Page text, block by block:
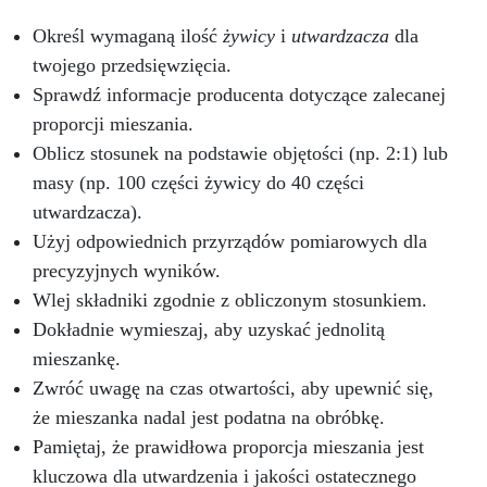
uzyskania jednolitej masy. Nałożyć i
unieruchomić do momentu wstępnego
wiązania. Usunąć nadmiar kleju przed pełnym
utwardzeniem. Różnice w porównaniu z innymi
klejami W porównaniu z klejami
cyjanoakrylowymi lub poliuretanowymi, klej
epoksydowy ResinPro oferuje: Lepszą
przyczepność do powierzchni nieporowatych;
Wyższą odporność mechaniczną i termiczną;
Pełną przezroczystość po utwardzeniu. Porady
eksperta Wersja 5-minutowa do małych
elementów, szybkich napraw i aplikacji
pionowych. Wersja 60-minutowa do prac
precyzyjnych lub dużych powierzchni.
Przechowywać strzykawkę w chłodnym, suchym
miejscu, szczelnie zamkniętą. Uproszczona
karta techniczna Proporcje mieszania: 1:1 Pełne
utwardzenie: 24 h Wygląd: Przezroczysty
Temperatura aplikacji: +10°C / +30°C
Odporność termiczna: do 120°C Kompatybilne
Określ wymaganą ilość żywicy i utwardzacza dla
twojego przedsięwzięcia.
Sprawdź informacje producenta dotyczące zalecanej
proporcji mieszania.
Oblicz stosunek na podstawie objętości (np. 2:1) lub
masy (np. 100 części żywicy do 40 części
utwardzacza).
Użyj odpowiednich przyrządów pomiarowych dla
precyzyjnych wyników.
Wlej składniki zgodnie z obliczonym stosunkiem.
Dokładnie wymieszaj, aby uzyskać jednolitą
mieszankę.
Zwróć uwagę na czas otwartości, aby upewnić się,
że mieszanka nadal jest podatna na obróbkę.
Pamiętaj, że prawidłowa proporcja mieszania jest
kluczowa dla utwardzenia i jakości ostatecznego